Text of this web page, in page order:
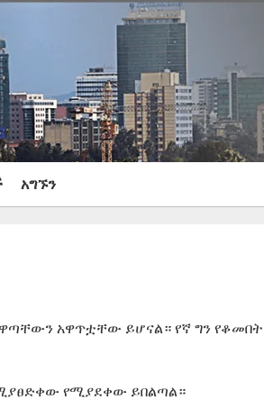
አግኙን
አዋጥቷቸው ይሆናል። የኛ ግን የቆመበት
የሚያደቀው ይበልጣል።